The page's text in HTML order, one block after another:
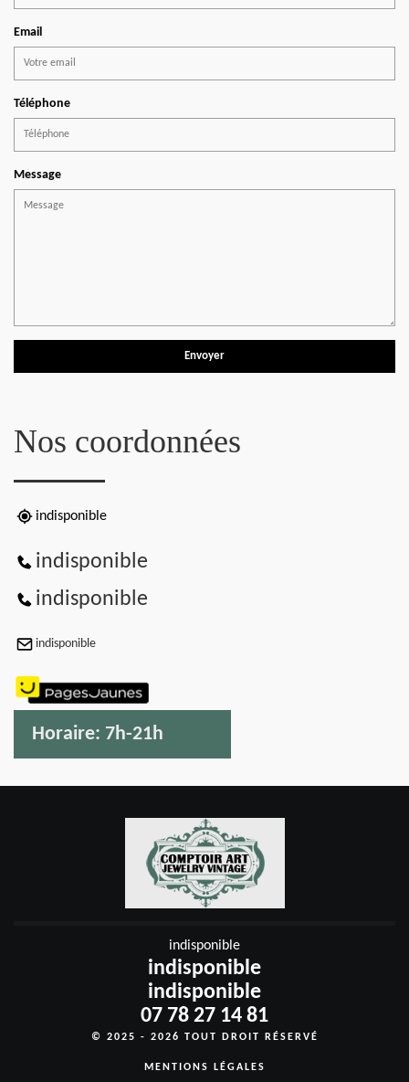
Email
Téléphone
Message
Nos coordonnées
indisponible
indisponible
indisponible
indisponible
Horaire: 7h-21h
indisponible
indisponible
indisponible
07 78 27 14 81
© 2025 - 2026 TOUT DROIT RÉSERVÉ
MENTIONS LÉGALES